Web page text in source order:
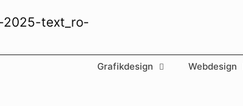
Gra­fik­de­sign Web­de­sign